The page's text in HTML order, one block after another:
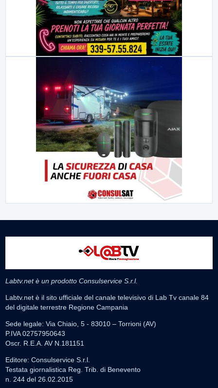
Labtv.net è un prodotto Consulservice S.r.l.
Labtv.net è il sito ufficiale del canale televisivo di Lab Tv canale 84
del digitale terrestre Regione Campania
Sede legale: Via Chiaio, 5 - 83010 – Torrioni (AV)
P.IVA 02757950643
Oscr. R.E.A. AV N.181151
Editore: Consulservice S.r.l.
Testata giornalistica Reg. Trib. di Benevento
n. 244 del 26.02.2015